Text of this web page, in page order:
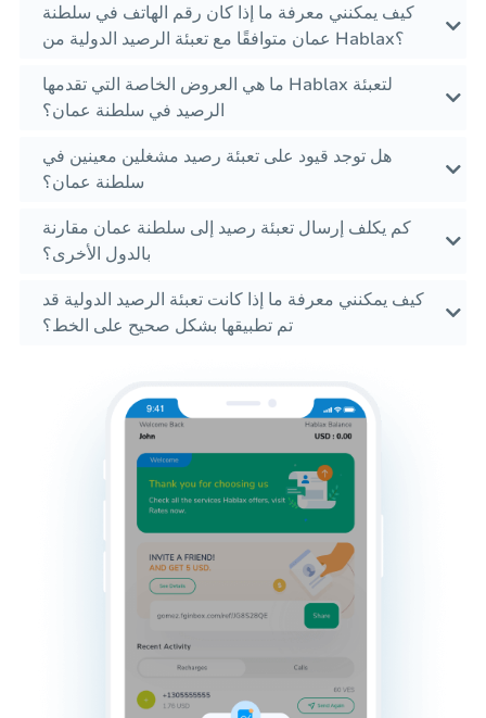
كيف يمكنني معرفة ما إذا كان رقم الهاتف في سلطنة
عمان متوافقًا مع تعبئة الرصيد الدولية من Hablax؟
ما هي العروض الخاصة التي تقدمها Hablax لتعبئة
الرصيد في سلطنة عمان؟
هل توجد قيود على تعبئة رصيد مشغلين معينين في
سلطنة عمان؟
كم يكلف إرسال تعبئة رصيد إلى سلطنة عمان مقارنة
بالدول الأخرى؟
كيف يمكنني معرفة ما إذا كانت تعبئة الرصيد الدولية قد
تم تطبيقها بشكل صحيح على الخط؟